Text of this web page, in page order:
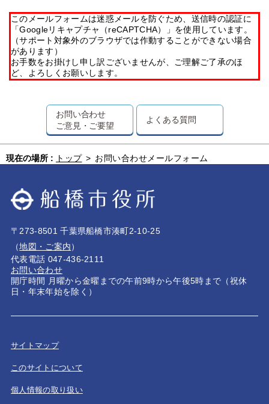
このメールフォームは迷惑メールを防ぐため、送信時の認証に
「Googleリキャプチャ（reCAPTCHA）」を使用しています。
（サポート対象外のブラウザでは作動することができない場合
があります）
お手数をお掛けし申し訳ございませんが、ご理解ご了承のほ
ど、よろしくお願いします。
お問い合わせ
ご意見・ご要望
よくある質問
現在の場所 : トップ > お問い合わせメールフォーム
〒273-8501 千葉県船橋市湊町2-10-25
（地図・ご案内）
代表電話 047-436-2111
お問い合わせ
開庁時間 月曜から金曜までの午前9時から午後5時まで（祝休
日・年末年始を除く）
サイトマップ
このサイトについて
個人情報の取り扱い